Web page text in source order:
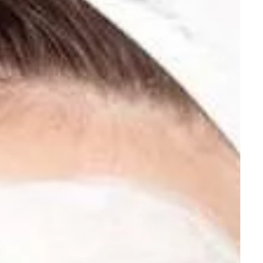
Wady postawy u dzieci – jak je
leczyć?
Wady postawy u dzieci są bardzo
często występującą dolegliwością.
Stanowi to coraz większy problem
wśród najmłodszych głównie ze względu